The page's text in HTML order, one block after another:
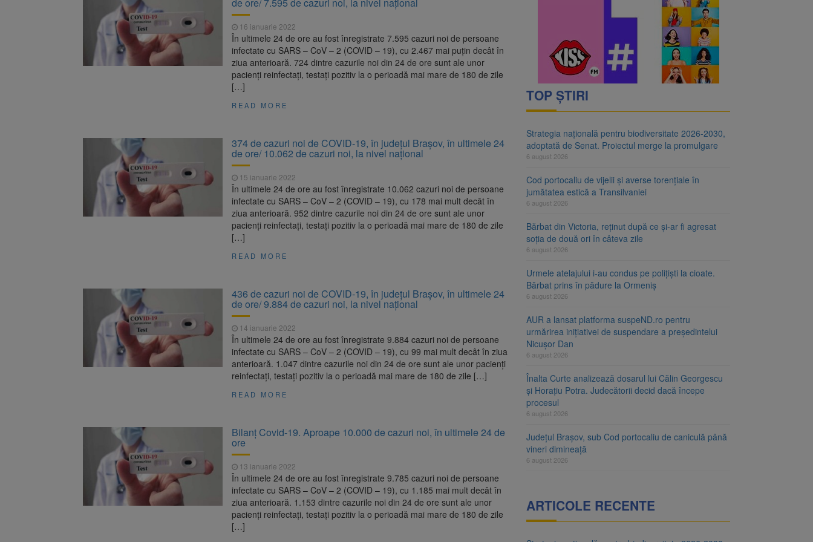
Înalta Curte analizează dosarul lui Călin Georgescu și Horațiu Potra. Judecătorii decid dacă începe
procesul
6 august 2026 Strategia națională pentru biodiversitate 2026-2030, adoptată de Senat. Proiectul merge la promulgare
16 ianuarie 2022
În ultimele 24 de ore au fost înregistrate 7.595 cazuri noi de persoane
infectate cu SARS – CoV – 2 (COVID – 19), cu 2.467 mai puțin decât în
ziua anterioară. 724 dintre cazurile noi din 24 de ore sunt ale unor
pacienți reinfectați, testați pozitiv la o perioadă mai mare de 180 de zile
[…]
READ MORE
374 de cazuri noi de COVID-19, în judeţul Brașov, în ultimele 24
de ore/ 10.062 de cazuri noi, la nivel naţional
15 ianuarie 2022
În ultimele 24 de ore au fost înregistrate 10.062 cazuri noi de persoane
infectate cu SARS – CoV – 2 (COVID – 19), cu 178 mai mult decât în
ziua anterioară. 952 dintre cazurile noi din 24 de ore sunt ale unor
pacienți reinfectați, testați pozitiv la o perioadă mai mare de 180 de zile
[…]
READ MORE
436 de cazuri noi de COVID-19, în judeţul Brașov, în ultimele 24
de ore/ 9.884 de cazuri noi, la nivel naţional
14 ianuarie 2022
În ultimele 24 de ore au fost înregistrate 9.884 cazuri noi de persoane
infectate cu SARS – CoV – 2 (COVID – 19), cu 99 mai mult decât în ziua
anterioară. 1.047 dintre cazurile noi din 24 de ore sunt ale unor pacienți
reinfectați, testați pozitiv la o perioadă mai mare de 180 de zile […]
READ MORE
Bilanț Covid-19. Aproape 10.000 de cazuri noi, în ultimele 24 de
ore
13 ianuarie 2022
În ultimele 24 de ore au fost înregistrate 9.785 cazuri noi de persoane
infectate cu SARS – CoV – 2 (COVID – 19), cu 1.185 mai mult decât în
ziua anterioară. 1.153 dintre cazurile noi din 24 de ore sunt ale unor
pacienți reinfectați, testați pozitiv la o perioadă mai mare de 180 de zile
[…]
TOP ȘTIRI
Strategia națională pentru biodiversitate 2026-2030,
adoptată de Senat. Proiectul merge la promulgare
6 august 2026
Cod portocaliu de vijelii și averse torențiale în
jumătatea estică a Transilvaniei
6 august 2026
Bărbat din Victoria, reținut după ce și-ar fi agresat
soția de două ori în câteva zile
6 august 2026
Urmele atelajului i-au condus pe polițiști la cioate.
Bărbat prins în pădure la Ormeniș
6 august 2026
AUR a lansat platforma suspeND.ro pentru
urmărirea inițiativei de suspendare a președintelui
Nicușor Dan
6 august 2026
Înalta Curte analizează dosarul lui Călin Georgescu
și Horațiu Potra. Judecătorii decid dacă începe
procesul
6 august 2026
Județul Brașov, sub Cod portocaliu de caniculă până
vineri dimineață
6 august 2026
ARTICOLE RECENTE